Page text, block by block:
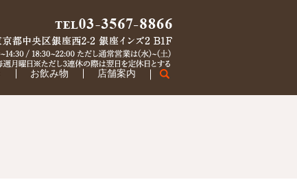
お飲み物 店舗案内 search